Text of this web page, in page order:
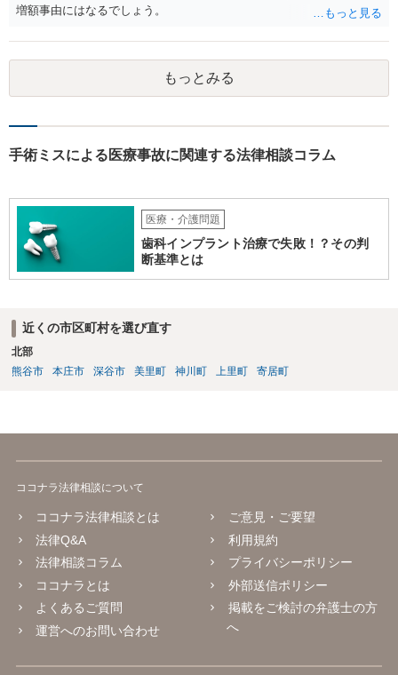
増額事由にはなるでしょう。
もっとみる
手術ミスによる医療事故に関連する法律相談コラム
医療・介護問題
歯科インプラント治療で失敗！？その判
断基準とは
近くの市区町村を選び直す
北部
熊谷市
本庄市 深谷市 美里町 神川町 上里町 寄居町
ココナラ法律相談について
ココナラ法律相談とは
法律Q&A
法律相談コラム
ココナラとは
よくあるご質問
運営へのお問い合わせ
ご意見・ご要望
利用規約
プライバシーポリシー
外部送信ポリシー
掲載をご検討の弁護士の方
へ